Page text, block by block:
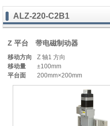
ALZ-220-C2B1
Z 平台 带电磁制动器
移动方向
Z 轴1 方向
移动量
±100mm
平台面
200mm×200mm